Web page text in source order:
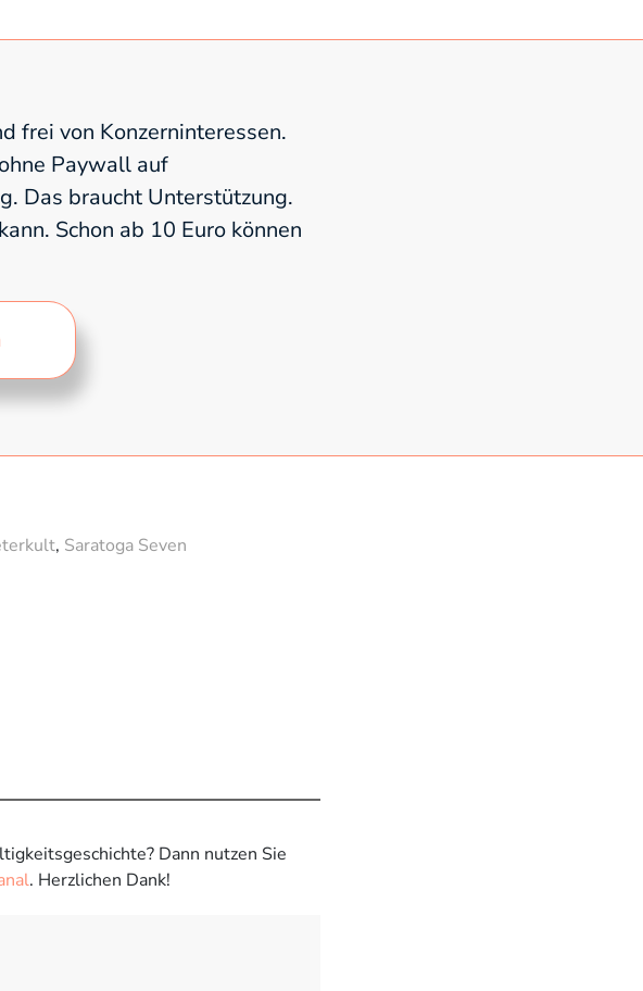
frei von Konzerninteressen.
Paywall auf
Das braucht Unterstützung.
Schon ab 10 Euro können
, Saratoga Seven
Dann nutzen Sie
. Herzlichen Dank!